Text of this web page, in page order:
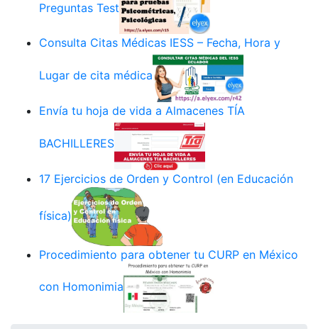
Preguntas Test
Consulta Citas Médicas IESS – Fecha, Hora y
Lugar de cita médica
Envía tu hoja de vida a Almacenes TÍA
BACHILLERES
17 Ejercicios de Orden y Control (en Educación
física)
Procedimiento para obtener tu CURP en México
con Homonimia